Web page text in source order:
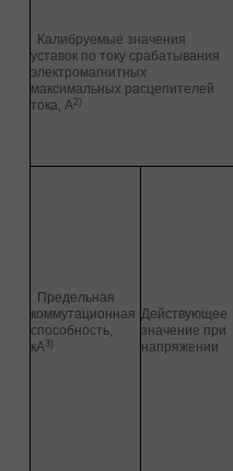
Калибруемые значения
уставок по току срабатывания
электромагнитных
максимальных расцепителей
тока, А2)
Предельная
коммутационная
способность,
кА3)
Действующее
значение при
напряжении